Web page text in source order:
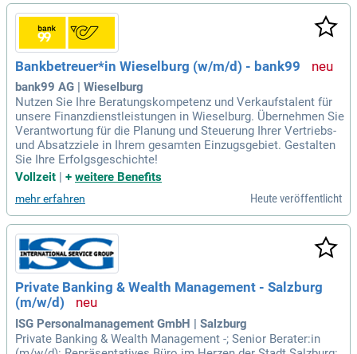
Bankbetreuer*in Wieselburg (w/m/d) - bank99
bank99 AG | Wieselburg
Nutzen Sie Ihre Beratungskompetenz und Verkaufstalent für
unsere Finanzdienstleistungen in Wieselburg. Übernehmen Sie
Verantwortung für die Planung und Steuerung Ihrer Vertriebs-
und Absatzziele in Ihrem gesamten Einzugsgebiet. Gestalten
Sie Ihre Erfolgsgeschichte!
Vollzeit
+ weitere Benefits
mehr erfahren Heute veröffentlicht
Private Banking & Wealth Management - Salzburg
(m/w/d)
ISG Personalmanagement GmbH | Salzburg
Private Banking & Wealth Management -; Senior Berater:in